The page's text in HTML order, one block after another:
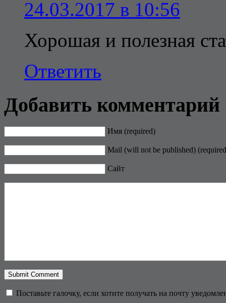
24.03.2017 в 10:56
Хорошая и полезная
Ответить
Добавить комментарий
Имя (required)
Mail (will not be published)
Сайт
Поставьте галочку, если хотите получать на почту